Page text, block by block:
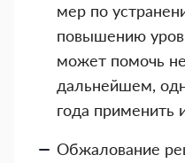
мер по
повышению
может помочь
дальнейшем,
года применить
Обжалование